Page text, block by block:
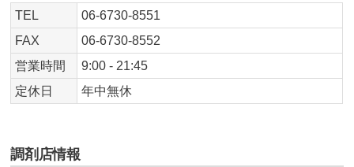
TEL
06-6730-8551
FAX
06-6730-8552
営業時間
9:00 - 21:45
定休日
年中無休
調剤店情報